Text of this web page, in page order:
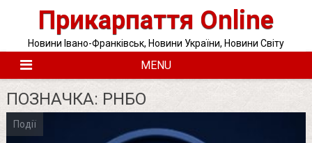
Прикарпаття Online
Новини Івано-Франківськ, Новини України, Новини Світу
MENU
ПОЗНАЧКА: РНБО
Події
Posts